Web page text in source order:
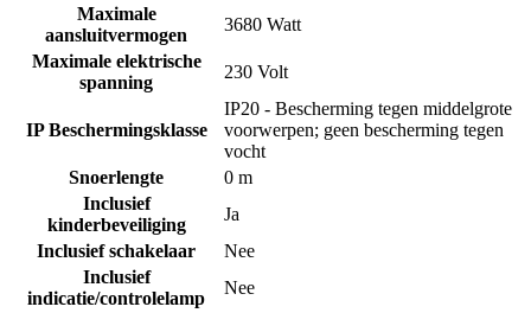
Maximale
aansluitvermogen
3680 Watt
Maximale elektrische
spanning
230 Volt
IP Beschermingsklasse
IP20 - Bescherming tegen middelgrote
voorwerpen; geen bescherming tegen
vocht
Snoerlengte
0 m
Inclusief
kinderbeveiliging
Ja
Inclusief schakelaar
Nee
Inclusief
indicatie/controlelamp
Nee